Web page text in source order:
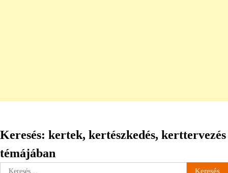
Keresés: kertek, kertészkedés, kerttervezés
témájában
Keresés: